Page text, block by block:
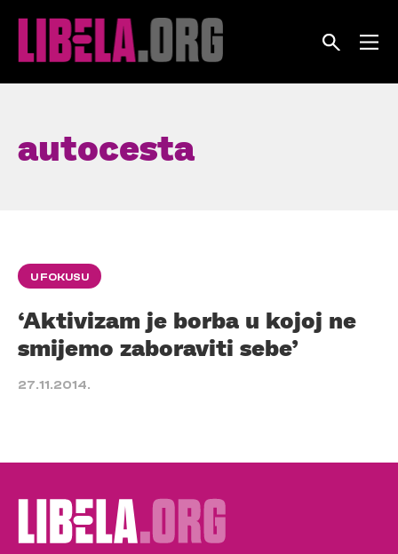
autocesta
U FOKUSU
‘Aktivizam je borba u kojoj ne
smijemo zaboraviti sebe’
27.11.2014.